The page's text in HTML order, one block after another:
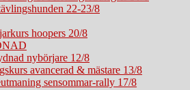
22-23/8
hoopers 20/8
nybörjare 12/8
avancerad & mästare 13/8
sensommar-rally 17/8